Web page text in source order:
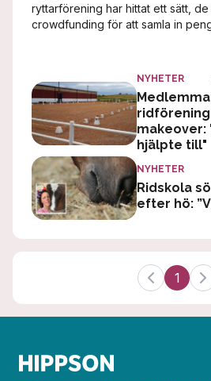
ryttarförening har hittat ett sätt,
crowdfunding för att samla in
NYHETER
makeover:
hjälpte till"
NYHETER
Ridskola
efter hö:
1